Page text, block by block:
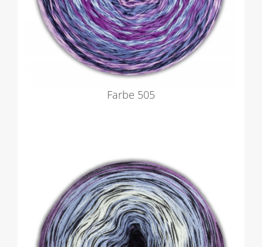
Farbe 505